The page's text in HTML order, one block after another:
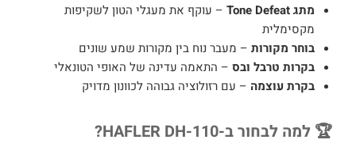
מתג Tone Defeat
– עוקף את מעגלי הטון לשקיפות
מקסימלית
בוחר מקורות – מעבר נוח בין מקורות שמע שונים
בקרות טרבל ובס – התאמה עדינה של האופי הטונאלי
בקרת עוצמה – עם רזולוציה גבוהה לכוונון מדויק
🏆 למה לבחור ב-HAFLER DH-110?